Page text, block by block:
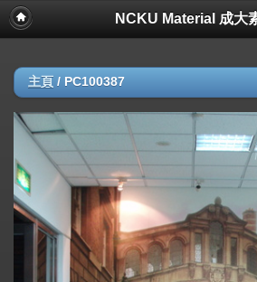
NCKU Material 成大
主頁 / PC100387